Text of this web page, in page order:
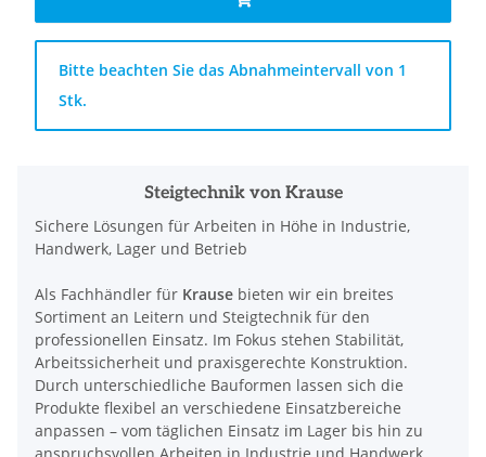
x
Bitte beachten Sie das Abnahmeintervall von 1
Stk.
Steigtechnik von Krause
Sichere Lösungen für Arbeiten in Höhe in Industrie,
Handwerk, Lager und Betrieb
Als Fachhändler für Krause bieten wir ein breites
Sortiment an Leitern und Steigtechnik für den
professionellen Einsatz. Im Fokus stehen Stabilität,
Arbeitssicherheit und praxisgerechte Konstruktion.
Durch unterschiedliche Bauformen lassen sich die
Produkte flexibel an verschiedene Einsatzbereiche
anpassen – vom täglichen Einsatz im Lager bis hin zu
anspruchsvollen Arbeiten in Industrie und Handwerk.